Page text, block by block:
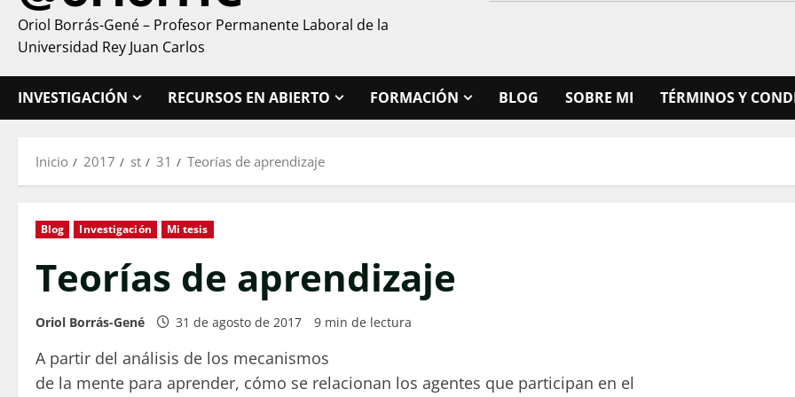
Oriol Borrás-Gené – Profesor Permanente Laboral de la
Universidad Rey Juan Carlos
INVESTIGACIÓN RECURSOS EN ABIERTO FORMACIÓN BLOG SOBRE MI TÉRMINOS Y
Inicio 2017 st 31 Teorías de aprendizaje
Blog Investigación Mi tesis
Teorías de aprendizaje
Oriol Borrás-Gené 31 de agosto de 2017 9 min de lectura
A partir del análisis de los mecanismos
de la mente para aprender, cómo se relacionan los agentes que participan en el